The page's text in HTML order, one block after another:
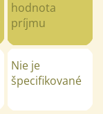
hodnota
príjmu
Nie je
špecifikované